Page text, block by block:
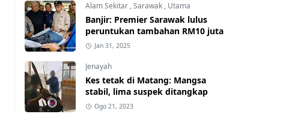
Alam Sekitar ,Sarawak , Utama
Banjir: Premier Sarawak lulus
peruntukan tambahan RM10 juta
Jan 31, 2025
Jenayah
Kes tetak di Matang: Mangsa
stabil, lima suspek ditangkap
Ogo 21, 2023